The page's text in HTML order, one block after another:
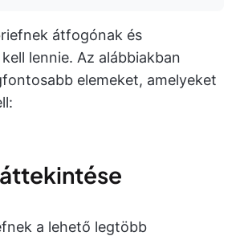
átfogónak és
lennie. Az alábbiakban
elemeket, amelyeket
a lehető legtöbb